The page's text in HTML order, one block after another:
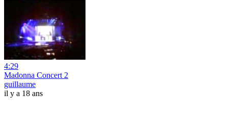
4:29
Madonna Concert 2
guillaume
il y a 18 ans